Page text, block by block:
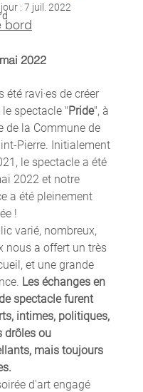
: 7 juil. 2022
bord
2022
été ravi‧es de créer
spectacle "Pride", à
de la Commune de
Pierre. Initialement
le spectacle a été
2022 et notre
a été pleinement
!
varié, nombreux,
nous a offert un très
et une grande
Les échanges en
spectacle furent
intimes, politiques,
drôles ou
mais toujours
d'art engagé